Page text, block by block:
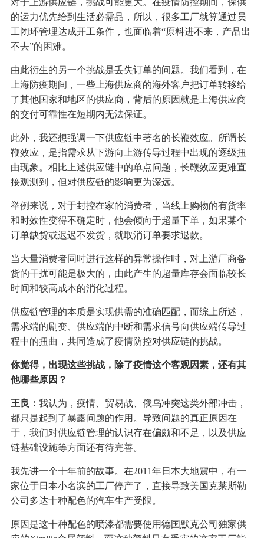
对于上游供应链，挑战可能更大。在疫情防控期间，保供
的运力优先给到生活必需品，所以，很多工厂就算通过员
工闭环管理达成开工条件，也面临着“原料进不来，产品出
不去”的困难。
由此衍生的另一个挑战是丢失订单的问题。我们看到，在
上海防疫期间，一些上海供应商的海外客户把订单转移给
了其他国家和地区的供应商，背后的原因就是上海供应商
的交付可靠性在短期内无法保证。
此外，我还想强调一下供应链中著名的长鞭效应。所谓长
鞭效应，是指需求从下游向上游传导过程中出现的逐级扭
曲现象。相比上述供应链中的单点问题，长鞭效应更难直
接观测到，但对供应链的影响更为深远。
举例来说，对于封控在家的消费者，当线上购物的有货率
和时效性变得不确定时，他会倾向于超量下单，如果某个
订单缺货或迟迟不发货，就取消订单要求退款。
当大量消费者同时进行这样的异常操作时，对上游厂商备
货的干扰可能是极大的，由此产生的超量库存会面临较长
时间和较高成本的消化过程。
供应链管理的本质是实现供需的准确匹配，而综上所述，
需求端的剧变、供应端的中断和需求信号向供应端传导过
程中的扭曲，共同造成了疫情防控对供应链的挑战。
你觉得，出现这些挑战，除了疫情这个客观因素，还有其
他哪些原因？
王良： 我认为，疫情、贸易战、俄乌冲突这类外部冲击，
都只是起到了暴露问题的作用。导致问题的真正原因在
于，我们对供应链管理的认识存在偏颇和不足，以及供应
链基础设施等方面还有待完善。
我先讲一个十年前的故事。在2011年日本大地震中，有一
家位于日本小名滨的工厂停产了，直接导致美国克莱斯勒
公司多达十种配色的汽车生产受限。
原因是这十种配色的喷漆都需要使用德国默克公司独家供